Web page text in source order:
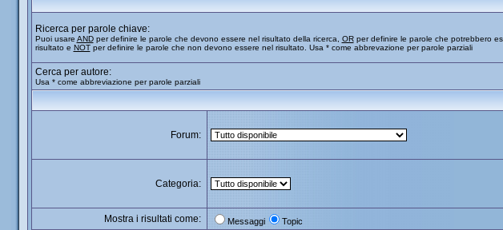
Ricerca per parole chiave:
Puoi usare ANDper definire le parole che devono essere nel risultato della ricerca, ORper definire le parole che potrebbero
risultato e NOTper definire le parole che non devono essere nel risultato. Usa * come abbrevazione per parole parziali
Cerca per autore:
Usa * come abbreviazione per parole parziali
Forum:
Categoria:
Mostra i risultati come: Messaggi Topic